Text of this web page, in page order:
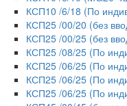
КСП10 /6/18 (По
КСП25 /00/20 (без
КСП25 /00/25 (без
КСП25 /08/25 (По
КСП25 /06/25 (По
КСП25 /06/25 (По
КСП25 /06/25 (По